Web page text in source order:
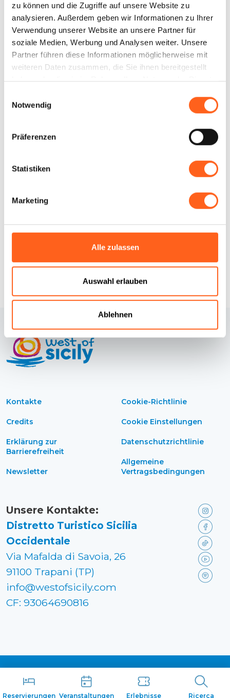
zu können und die Zugriffe auf unsere Website zu
analysieren. Außerdem geben wir Informationen zu Ihrer
Verwendung unserer Website an unsere Partner für
soziale Medien, Werbung und Analysen weiter. Unsere
Partner führen diese Informationen möglicherweise mit
weiteren Daten zusammen, die Sie ihnen bereitgestellt
Notwendig
Präferenzen
Statistiken
Marketing
Alle zulassen
Auswahl erlauben
Ablehnen
Reservierungen Veranstaltungen Erlebnisse Ricerca
Via Nicolò Riccio; 44
Website
LBL_CIN_CDE
+ Read more
Kontakte
Credits
Erklärung zur
Barrierefreiheit
Newsletter
Cookie-Richtlinie
Cookie Einstellungen
Datenschutzrichtlinie
Allgemeine
Vertragsbedingungen
Unsere Kontakte:
Distretto Turistico Sicilia
Occidentale
Via Mafalda di Savoia, 26
91100 Trapani (TP)
info@westofsicily.com
CF: 93064690816
Made in with passion